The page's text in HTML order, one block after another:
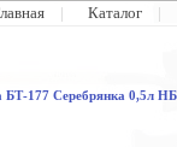
| Каталог |
БТ-177 Серебрянка 0,5л